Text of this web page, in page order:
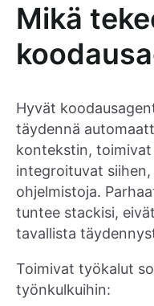
Mikä
Hyvät
täydennä
kontekstin,
integroituvat
ohjelmistoja.
tuntee stackisi,
tavallista
Toimivat työkalut
työnkulkuihin: